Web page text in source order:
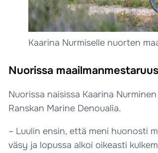
Kaarina Nurmiselle nuorten
Nuorissa
Nuorissa naisissa Kaarina
Ranskan Marine Denoualia.
– Luulin ensin, että meni huonosti
väsy ja lopussa alkoi oikeasti